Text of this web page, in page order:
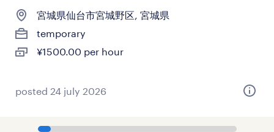
宮城県仙台市宮城野区, 宮城県
temporary
¥1500.00 per hour
posted 24 july 2026